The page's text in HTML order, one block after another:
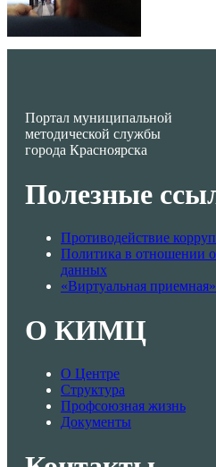
Портал муниципальной
методической службы
города Красноярска
Полезные
Противодействие
Политика в отношении
данных
«Виртуальная
О КИМЦ
О Центре
Структура
Профсоюзная жизнь
Документы